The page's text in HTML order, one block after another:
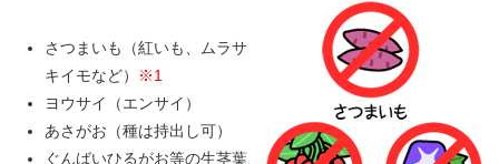
さつまいも（紅いも、ムラサ
キイモなど）
※1
ヨウサイ（エンサイ）
あさがお（種は持出し可）
ぐんばいひるがお等の生茎葉